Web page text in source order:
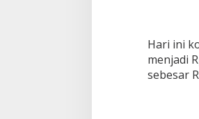
Hari ini
menjadi
sebesar